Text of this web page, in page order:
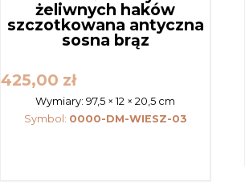
żeliwnych haków
szczotkowana antyczna
sosna brąz
425,00 zł
Wymiary:97,5 × 12 × 20,5 cm
Symbol: 0000-DM-WIESZ-03